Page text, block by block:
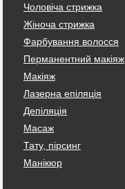
Чоловіча стрижка
Жіноча стрижка
Фарбування волосся
Перманентний макіяж
Макіяж
Лазерна епіляція
Депіляція
Масаж
Тату, пірсинг
Манікюр